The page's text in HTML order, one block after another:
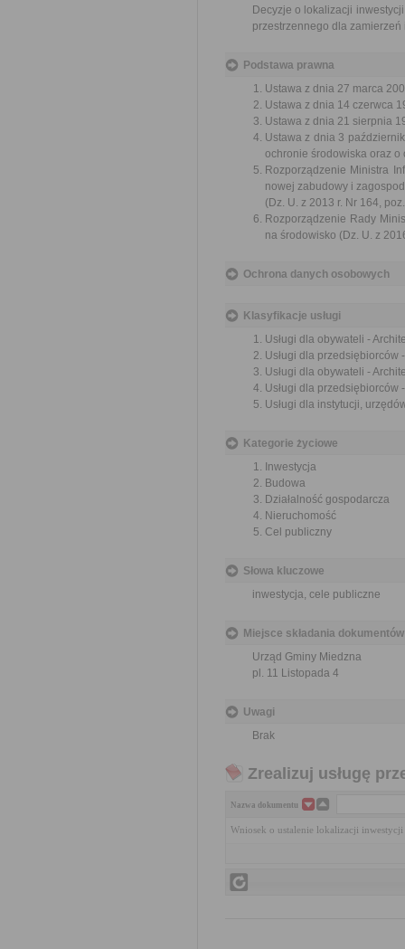
Decyzje o lokalizacji
przestrzennego dla
Podstawa prawna
Ustawa z dnia 27 marca
Ustawa z dnia 14 czerwca
Ustawa z dnia 21 sierpnia
Ustawa z dnia 3
ochronie środowiska oraz o
Rozporządzenie Ministra
nowej zabudowy i
(Dz. U. z 2013 r. Nr 164,
Rozporządzenie Rady
na środowisko (Dz. U. z
Ochrona danych osobowych
Klasyfikacje usługi
Usługi dla obywateli -
Usługi dla przedsiębiorców
Usługi dla obywateli -
Usługi dla
Usługi dla instytucji,
Kategorie życiowe
Inwestycja
Budowa
Działalność gospodarcza
Nieruchomość
Cel publiczny
Słowa kluczowe
inwestycja, cele publiczne
Miejsce składania dokumentów
Urząd Gminy Miedzna
pl. 11 Listopada 4
Uwagi
Brak
Zrealizuj usługę
Nazwa dokumentu
Wniosek o ustalenie lokalizacji